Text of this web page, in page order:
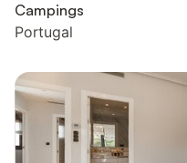
Campings
Portugal